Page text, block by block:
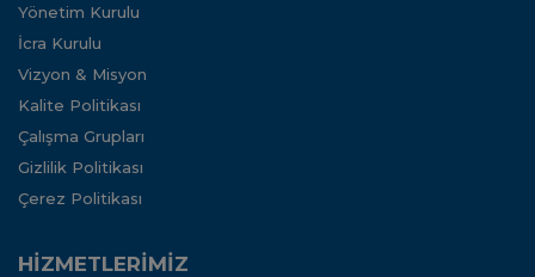
Yönetim Kurulu
İcra Kurulu
Vizyon & Misyon
Kalite Politikası
Çalışma Grupları
Gizlilik Politikası
Çerez Politikası
HİZMETLERİMİZ